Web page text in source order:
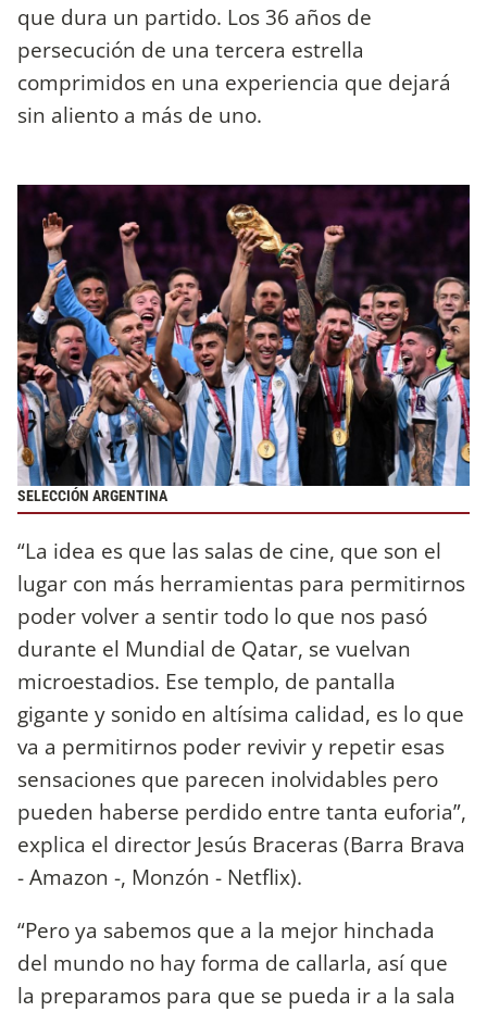
que dura un partido. Los 36 años de
persecución de una tercera estrella
comprimidos en una experiencia que dejará
sin aliento a más de uno.
SELECCIÓN ARGENTINA
“La idea es que las salas de cine, que son el
lugar con más herramientas para permitirnos
poder volver a sentir todo lo que nos pasó
durante el Mundial de Qatar, se vuelvan
microestadios. Ese templo, de pantalla
gigante y sonido en altísima calidad, es lo que
va a permitirnos poder revivir y repetir esas
sensaciones que parecen inolvidables pero
pueden haberse perdido entre tanta euforia”,
explica el director Jesús Braceras (Barra Brava
- Amazon -, Monzón - Netflix).
“Pero ya sabemos que a la mejor hinchada
del mundo no hay forma de callarla, así que
la preparamos para que se pueda ir a la sala